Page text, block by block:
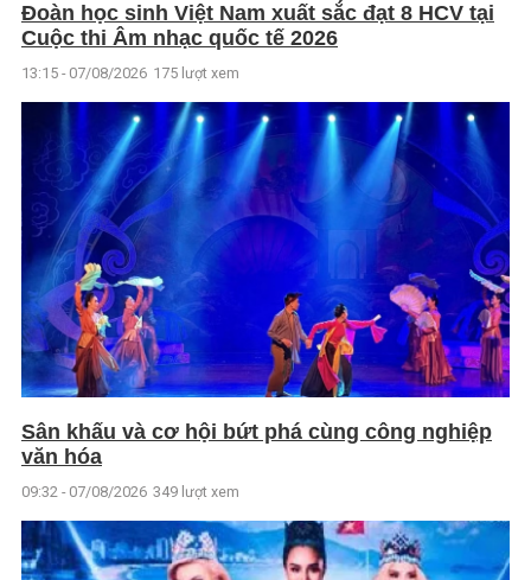
Đoàn học sinh Việt Nam xuất sắc đạt 8 HCV tại
Cuộc thi Âm nhạc quốc tế 2026
13:15 - 07/08/2026 175 lượt xem
Sân khấu và cơ hội bứt phá cùng công nghiệp
văn hóa
09:32 - 07/08/2026 349 lượt xem